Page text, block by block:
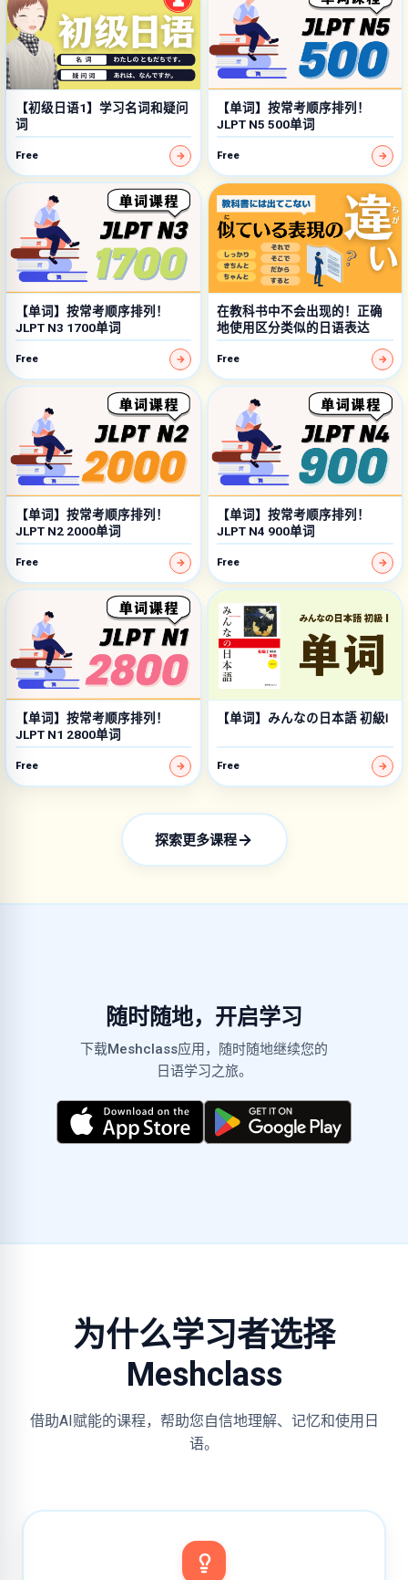
【初级日语1】学习名词和疑问
词
Free
【单词】按常考顺序排列！
JLPT N5 500单词
Free
【单词】按常考顺序排列！
JLPT N3 1700单词
Free
在教科书中不会出现的！正确
地使用区分类似的日语表达
Free
【单词】按常考顺序排列！
JLPT N2 2000单词
Free
【单词】按常考顺序排列！
JLPT N4 900单词
Free
【单词】按常考顺序排列！
JLPT N1 2800单词
Free
【单词】みんなの日本語 初級Ⅰ
Free
探索更多课程
随时随地，开启学习
下载Meshclass应用，随时随地继续您的
日语学习之旅。
为什么学习者选择
Meshclass
借助AI赋能的课程，帮助您自信地理解、记忆和使用日
语。